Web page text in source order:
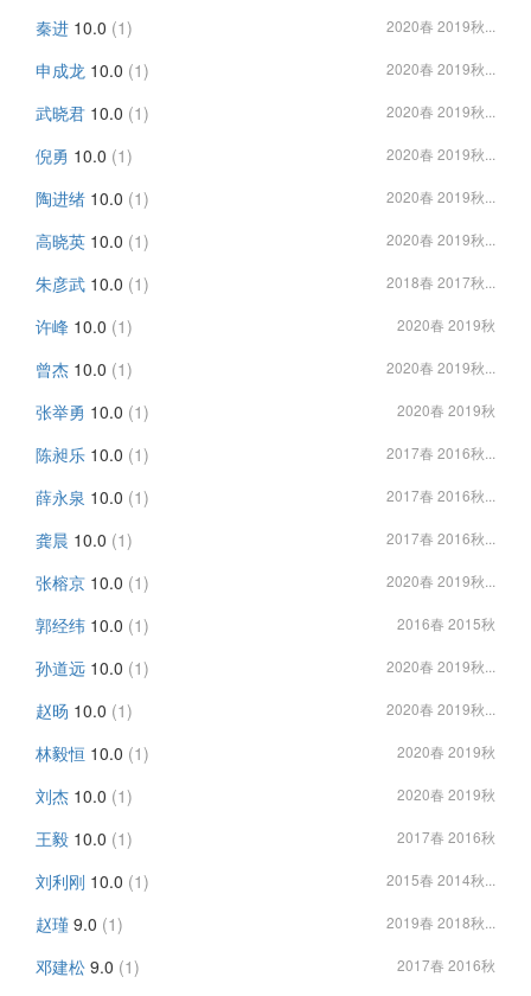
秦进 10.0 (1) 2020春 2019秋...
申成龙 10.0 (1) 2020春 2019秋...
武晓君 10.0 (1) 2020春 2019秋...
倪勇 10.0 (1) 2020春 2019秋...
陶进绪 10.0 (1) 2020春 2019秋...
高晓英 10.0 (1) 2020春 2019秋...
朱彦武 10.0 (1) 2018春 2017秋...
许峰 10.0 (1) 2020春 2019秋
曾杰 10.0 (1) 2020春 2019秋...
张举勇 10.0 (1) 2020春 2019秋
陈昶乐 10.0 (1) 2017春 2016秋...
薛永泉 10.0 (1) 2017春 2016秋...
龚晨 10.0 (1) 2017春 2016秋...
张榕京 10.0 (1) 2020春 2019秋...
郭经纬 10.0 (1) 2016春 2015秋
孙道远 10.0 (1) 2020春 2019秋...
赵旸 10.0 (1) 2020春 2019秋...
林毅恒 10.0 (1) 2020春 2019秋
刘杰 10.0 (1) 2020春 2019秋
王毅 10.0 (1) 2017春 2016秋
刘利刚 10.0 (1) 2015春 2014秋...
赵瑾 9.0 (1) 2019春 2018秋...
邓建松 9.0 (1) 2017春 2016秋